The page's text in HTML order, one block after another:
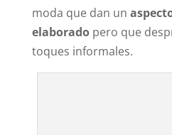
moda que dan un
elaboradopero que
toques informales.